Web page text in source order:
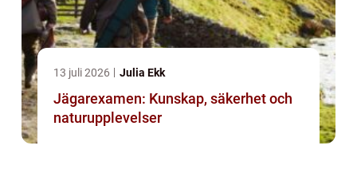
13 juli 2026 Julia Ekk
Jägarexamen: Kunskap, säkerhet och
naturupplevelser